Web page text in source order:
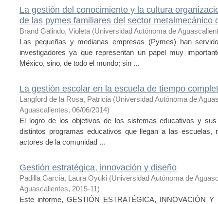
La gestión del conocimiento y la cultura
de las pymes familiares del sector metalmecánico
Brand Galindo, Violeta (Universidad Autónoma de
Las pequeñas y medianas empresas (Pymes) han
investigadores ya que representan un papel muy
México, sino, de todo el mundo; sin ...
La gestión escolar en la escuela de tiempo
Langford de la Rosa, Patricia (Universidad Autónoma de
Aguascalientes, 06/06/2014)
El logro de los objetivos de los sistemas educativos y
distintos programas educativos que llegan a las escuelas,
actores de la comunidad ...
Gestión estratégica, innovación y diseño
Padilla García, Laura Oyuki (Universidad Autónoma de
Aguascalientes, 2015-11)
Este informe, GESTIÓN ESTRATÉGICA, INNOVACIÓN